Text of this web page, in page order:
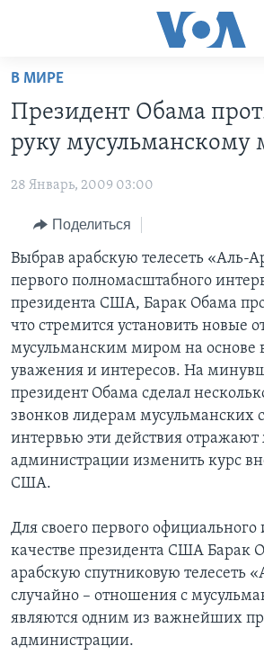
Перейти
основной
контент
Перейти
навигации
Перейти
поиск
ПРОГРАММЫ
НОВОСТИ ЗА МИНУТУ
ИТОГИ
ПОЧЕМУ ЭТО ВАЖНО?
ДЕТАЛИ
НЬЮ-ЙОРК NEW YORK
АМЕРИКА. БОЛЬШОЕ ПУТЕШЕСТВИЕ
ПРОЕКТЫ
УЧИМ АНГЛИЙСКИЙ
НАША АМЕРИКАНСКАЯ ИСТОРИЯ
А КАК В АМЕРИКЕ?
АМЕРИКАНСКИЕ ГОРОДКИ
ТЕСТЫ
ЭКСПЕРТИЗА
ИНТЕРВЬЮ
ФАКТЫ ПРОТИВ ФЕЙКОВ
ЗА СВОБОДУ ПРЕССЫ
УЧИМ АНГЛИЙСКИЙ
ВИДЕО
ПОДПИСКА НА НОВОСТИ
Learning English
СОЦИАЛЬНЫЕ СЕТИ
Языки
В МИРЕ
Президент Обама
руку мусульманскому
28 Январь, 2009 03:00
Поделиться
Выбрав арабскую телесеть «Аль-
первого полномасштабного
президента США, Барак Обама
что стремится установить новые
мусульманским миром на основе
уважения и интересов. На
президент Обама сделал
звонков лидерам мусульманских
интервью эти действия
администрации изменить курс
США.
Для своего первого
качестве президента США Барак
арабскую спутниковую телесеть
случайно – отношения с
являются одним из важнейших
администрации.